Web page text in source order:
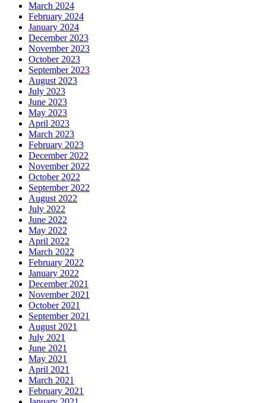
March 2024
February 2024
January 2024
December 2023
November 2023
October 2023
September 2023
August 2023
July 2023
June 2023
May 2023
April 2023
March 2023
February 2023
December 2022
November 2022
October 2022
September 2022
August 2022
July 2022
June 2022
May 2022
April 2022
March 2022
February 2022
January 2022
December 2021
November 2021
October 2021
September 2021
August 2021
July 2021
June 2021
May 2021
April 2021
March 2021
February 2021